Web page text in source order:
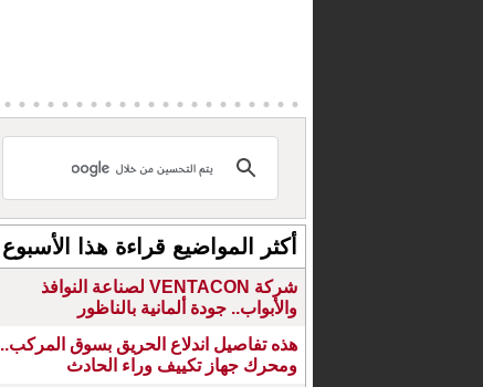
أكثر المواضيع قراءة هذا الأسبوع
شركة VENTACON لصناعة النوافذ
والأبواب.. جودة ألمانية بالناظور
هذه تفاصيل اندلاع الحريق بسوق المركب..
ومحرك جهاز تكييف وراء الحادث